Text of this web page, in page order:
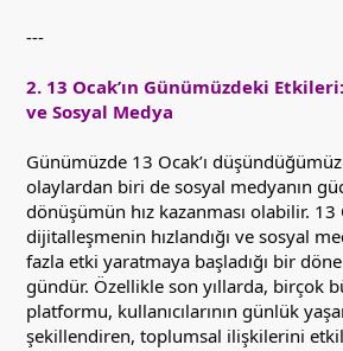
---
2. 13 Ocak’ın Günümüzdeki
ve Sosyal Medya
Günümüzde 13 Ocak’ı
olaylardan biri de sosyal medyanın
dönüşümün hız kazanması olabilir. 13
dijitalleşmenin hızlandığı ve sosyal
fazla etki yaratmaya başladığı bir
gündür. Özellikle son yıllarda, birçok
platformu, kullanıcılarının günlük
şekillendiren, toplumsal ilişkilerini